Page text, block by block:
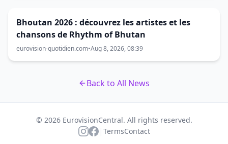
Bhoutan 2026 : découvrez les artistes et les
chansons de Rhythm of Bhutan
eurovision-quotidien.com•Aug 8, 2026, 08:39
Back to All News
© 2026 EurovisionCentral. All rights reserved.
| TermsContact